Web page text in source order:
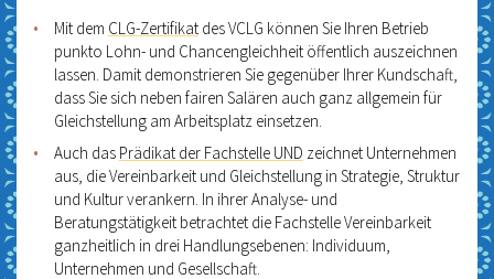
Mit dem CLG-Zertifikatdes VCLG können Sie Ihren Betrieb
punkto Lohn- und Chancengleichheit öffentlich auszeichnen
lassen. Damit demonstrieren Sie gegenüber Ihrer Kundschaft,
dass Sie sich neben fairen Salären auch ganz allgemein für
Gleichstellung am Arbeitsplatz einsetzen.
Auch das Prädikat der Fachstelle UND zeichnet Unternehmen
aus, die Vereinbarkeit und Gleichstellung in Strategie, Struktur
und Kultur verankern. In ihrer Analyse- und
Beratungstätigkeit betrachtet die Fachstelle Vereinbarkeit
ganzheitlich in drei Handlungsebenen: Individuum,
Unternehmen und Gesellschaft.